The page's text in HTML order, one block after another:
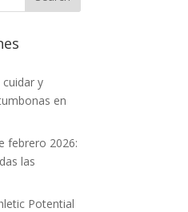
y
en
febrero 2026:
las
Potential